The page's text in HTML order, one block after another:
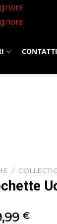
CONTATTI
/
€